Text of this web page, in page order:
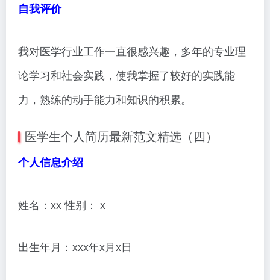
自我评价
我对医学行业工作一直很感兴趣，多年的专业理
论学习和社会实践，使我掌握了较好的实践能
力，熟练的动手能力和知识的积累。
医学生个人简历最新范文精选（四）
个人信息介绍
姓名：xx 性别： x
出生年月：xxx年x月x日